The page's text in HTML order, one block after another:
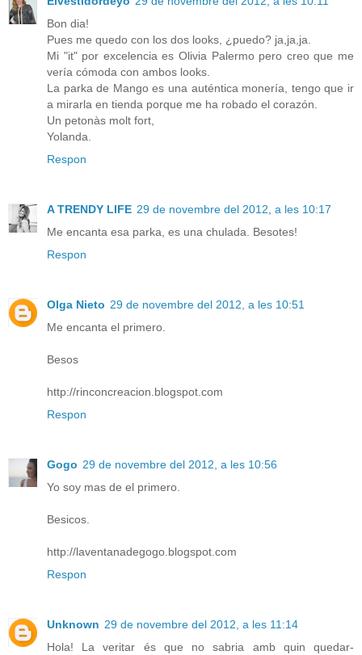
Bon dia!
Pues me quedo con los dos looks, ¿puedo? ja,ja,ja.
Mi "it" por excelencia es Olivia Palermo pero creo que me
vería cómoda con ambos looks.
La parka de Mango es una auténtica monería, tengo que ir
a mirarla en tienda porque me ha robado el corazón.
Un petonàs molt fort,
Yolanda.
Respon
A TRENDY LIFE 29 de novembre del 2012, a les 10:17
Me encanta esa parka, es una chulada. Besotes!
Respon
Olga Nieto 29 de novembre del 2012, a les 10:51
Me encanta el primero.
Besos
http://rinconcreacion.blogspot.com
Respon
Gogo 29 de novembre del 2012, a les 10:56
Yo soy mas de el primero.
Besicos.
http://laventanadegogo.blogspot.com
Respon
Unknown 29 de novembre del 2012, a les 11:14
Hola! La veritar és que no sabria amb quin quedar-